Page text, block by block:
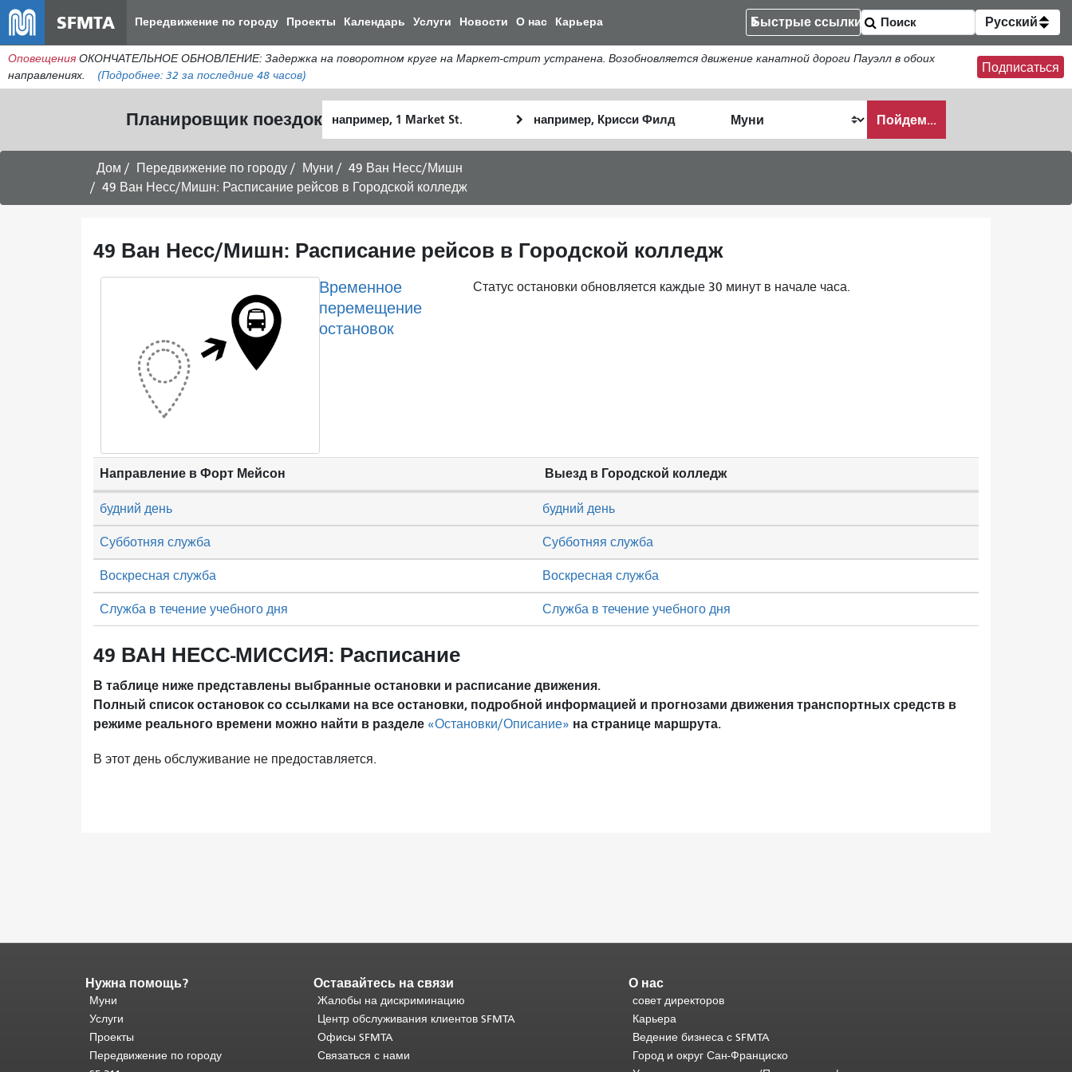
к
общему
содержанию
SFMTA Передвижение по городу Проекты Календарь Услуги Новости О нас Карьера Быстрые ссылки Русский
Оповещения ОКОНЧАТЕЛЬНОЕ ОБНОВЛЕНИЕ: Задержка на поворотном круге на Маркет-стрит устранена. Возобновляется движение канатной дороги Пауэлл в обоих
направлениях.
(Подробнее: 32 за последние 48 часов)
Подписаться
Планировщик поездок местоположение
окончания
я
Пойдем...
Дом Передвижение по городу Муни
49 Ван Несс/Мишн
49 Ван Несс/Мишн: Расписание рейсов в Городской колледж
49 Ван Несс/Мишн: Расписание рейсов в Городской колледж
Временное
перемещение
остановок
Статус остановки обновляется каждые 30 минут в начале часа.
Направление в Форт Мейсон Выезд в Городской колледж
Субботняя служба Субботняя служба
Воскресная служба Воскресная служба
будний день будний день
Служба в течение учебного дня Служба в течение учебного дня
49 ВАН НЕСС-МИССИЯ: Расписание
В таблице ниже представлены выбранные остановки и расписание движения.
Полный список остановок со ссылками на все остановки, подробной информацией и прогнозами движения транспортных средств в
режиме реального времени можно найти в разделе «Остановки/Описание» на странице маршрута.
В этот день обслуживание не предоставляется.
Конец
содержимого
страницы.
часть
этой
страницы
Нужна помощь?
Муни
Услуги
Проекты
Передвижение по городу
Оставайтесь на связи
Жалобы на дискриминацию
Центр обслуживания клиентов SFMTA
Офисы SFMTA
Связаться с нами
О нас
совет директоров
Карьера
Ведение бизнеса с SFMTA
Город и округ Сан-Франциско